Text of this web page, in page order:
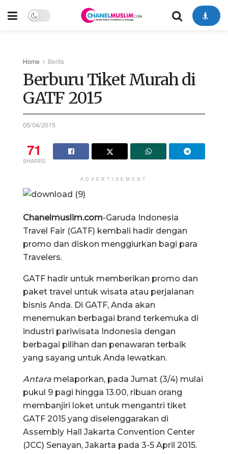
Home Berita
Berburu Tiket Murah di
GATF 2015
05/04/2015
71
SHARES
ADVERTISEMENT
Chanelmuslim.com-Garuda Indonesia
Travel Fair (GATF) kembali hadir dengan
promo dan diskon menggiurkan bagi para
Travelers.
GATF hadir untuk memberikan promo dan
paket travel untuk wisata atau perjalanan
bisnis Anda. Di GATF, Anda akan
menemukan berbagai brand terkemuka di
industri pariwisata Indonesia dengan
berbagai pilihan dan penawaran terbaik
yang sayang untuk Anda lewatkan.
Antara melaporkan, pada Jumat (3/4) mulai
pukul 9 pagi hingga 13.00, ribuan orang
membanjiri loket untuk mengantri tiket
GATF 2015 yang diselenggarakan di
Assembly Hall Jakarta Convention Center
(JCC) Senayan, Jakarta pada 3-5 April 2015.